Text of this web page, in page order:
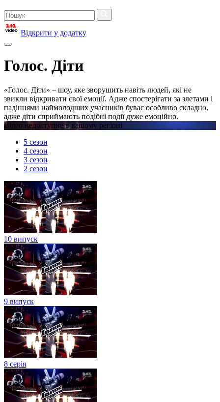
Відкрити у додатку
Голос. Діти
«Голос. Діти» – шоу, яке зворушить навіть людей, які не
звикли відкривати свої емоції. Адже спостерігати за злетами і
падіннями наймолодших учасників буває особливо складно,
адже діти сприймають подібні події дуже емоційно.
Відео недоступне в вашому регіоні
5 сезон
4 сезон
3 сезон
2 сезон
10 випуск
9 випуск
8 серія